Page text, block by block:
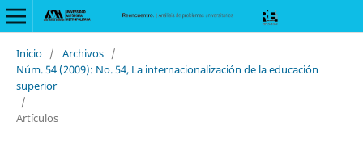
Inicio / Archivos /
Núm. 54 (2009): No. 54, La internacionalización de la educación
superior
/
Artículos